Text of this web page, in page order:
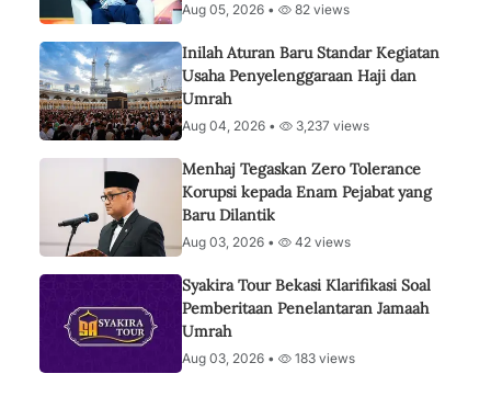
Aug 05, 2026 • 82 views
Inilah Aturan Baru Standar Kegiatan
Usaha Penyelenggaraan Haji dan
Umrah
Aug 04, 2026 • 3,237 views
Menhaj Tegaskan Zero Tolerance
Korupsi kepada Enam Pejabat yang
Baru Dilantik
Aug 03, 2026 • 42 views
Syakira Tour Bekasi Klarifikasi Soal
Pemberitaan Penelantaran Jamaah
Umrah
Aug 03, 2026 • 183 views